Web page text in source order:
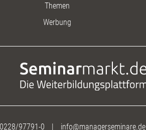
Themen
Werbung
0228/97791-0 | info@managerseminare.de